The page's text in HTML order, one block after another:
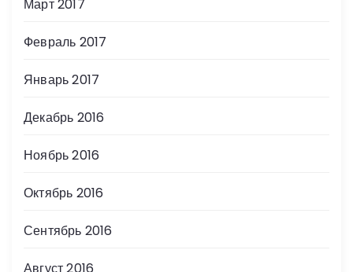
Март 2017
Февраль 2017
Январь 2017
Декабрь 2016
Ноябрь 2016
Октябрь 2016
Сентябрь 2016
Август 2016